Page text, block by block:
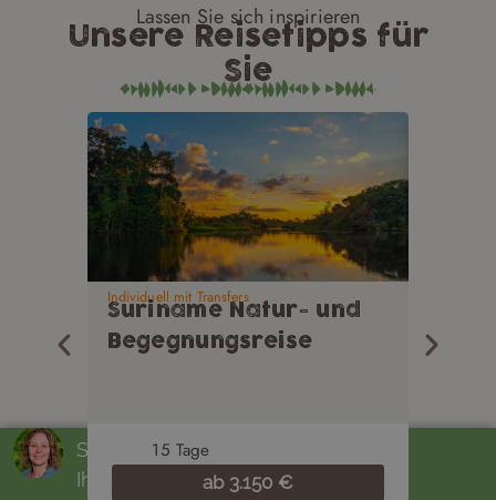
Lassen Sie sich inspirieren
Unsere Reisetipps für
Sie
Individuell mit Transfers
Suriname Natur- und
Begegnungsreise
15 Tage
ab 3.150 €
Stefanie Lange
Ihre Reiseberaterin